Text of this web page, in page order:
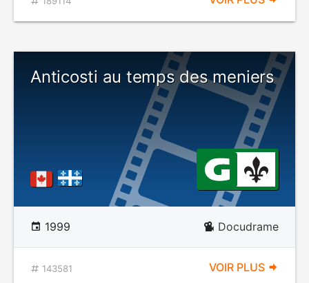
Anticosti au temps des meniers
1999 Docudrame
143581 VOIR PLUS